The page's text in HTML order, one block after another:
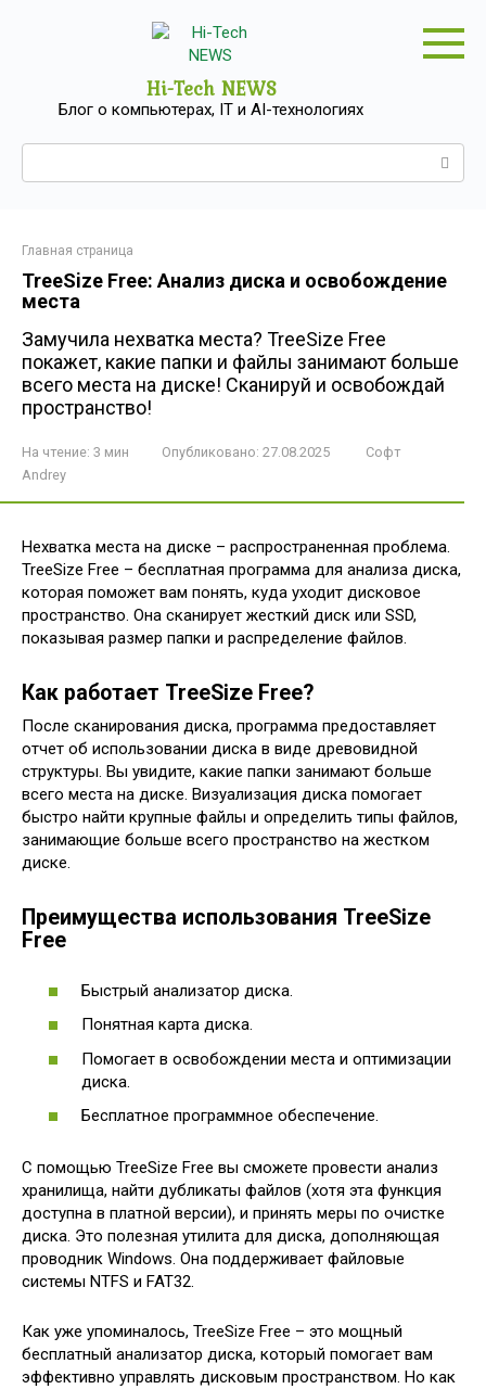
Hi-Tech NEWS
Блог о компьютерах, IT и AI-технологиях
Главная страница
TreeSize Free: Анализ диска и освобождение
места
Замучила нехватка места? TreeSize Free
покажет, какие папки и файлы занимают больше
всего места на диске! Сканируй и освобождай
пространство!
На чтение: 3 мин Опубликовано: 27.08.2025
Софт
Andrey
Нехватка места на диске – распространенная проблема.
TreeSize Free – бесплатная программа для анализа диска,
которая поможет вам понять, куда уходит дисковое
пространство. Она сканирует жесткий диск или SSD,
показывая размер папки и распределение файлов.
Как работает TreeSize Free?
После сканирования диска, программа предоставляет
отчет об использовании диска в виде древовидной
структуры. Вы увидите, какие папки занимают больше
всего места на диске. Визуализация диска помогает
быстро найти крупные файлы и определить типы файлов,
занимающие больше всего пространство на жестком
диске.
Преимущества использования TreeSize
Free
Быстрый анализатор диска.
Понятная карта диска.
Помогает в освобождении места и оптимизации
диска.
Бесплатное программное обеспечение.
С помощью TreeSize Free вы сможете провести анализ
хранилища, найти дубликаты файлов (хотя эта функция
доступна в платной версии), и принять меры по очистке
диска. Это полезная утилита для диска, дополняющая
проводник Windows. Она поддерживает файловые
системы NTFS и FAT32.
Как уже упоминалось, TreeSize Free – это мощный
бесплатный анализатор диска, который помогает вам
эффективно управлять дисковым пространством. Но как